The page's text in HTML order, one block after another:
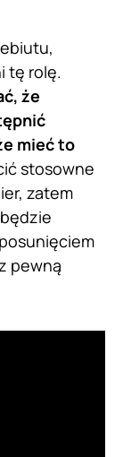
tę rolę.
że
mieć to
stosowne
zatem
pewną